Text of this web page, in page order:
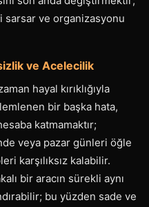
sarsar ve organizasyonu
ve Acelecilik
hayal kırıklığıyla
bir başka hata,
katmamaktır;
veya pazar günleri öğle
karşılıksız kalabilir.
bir aracın sürekli aynı
bu yüzden sade ve